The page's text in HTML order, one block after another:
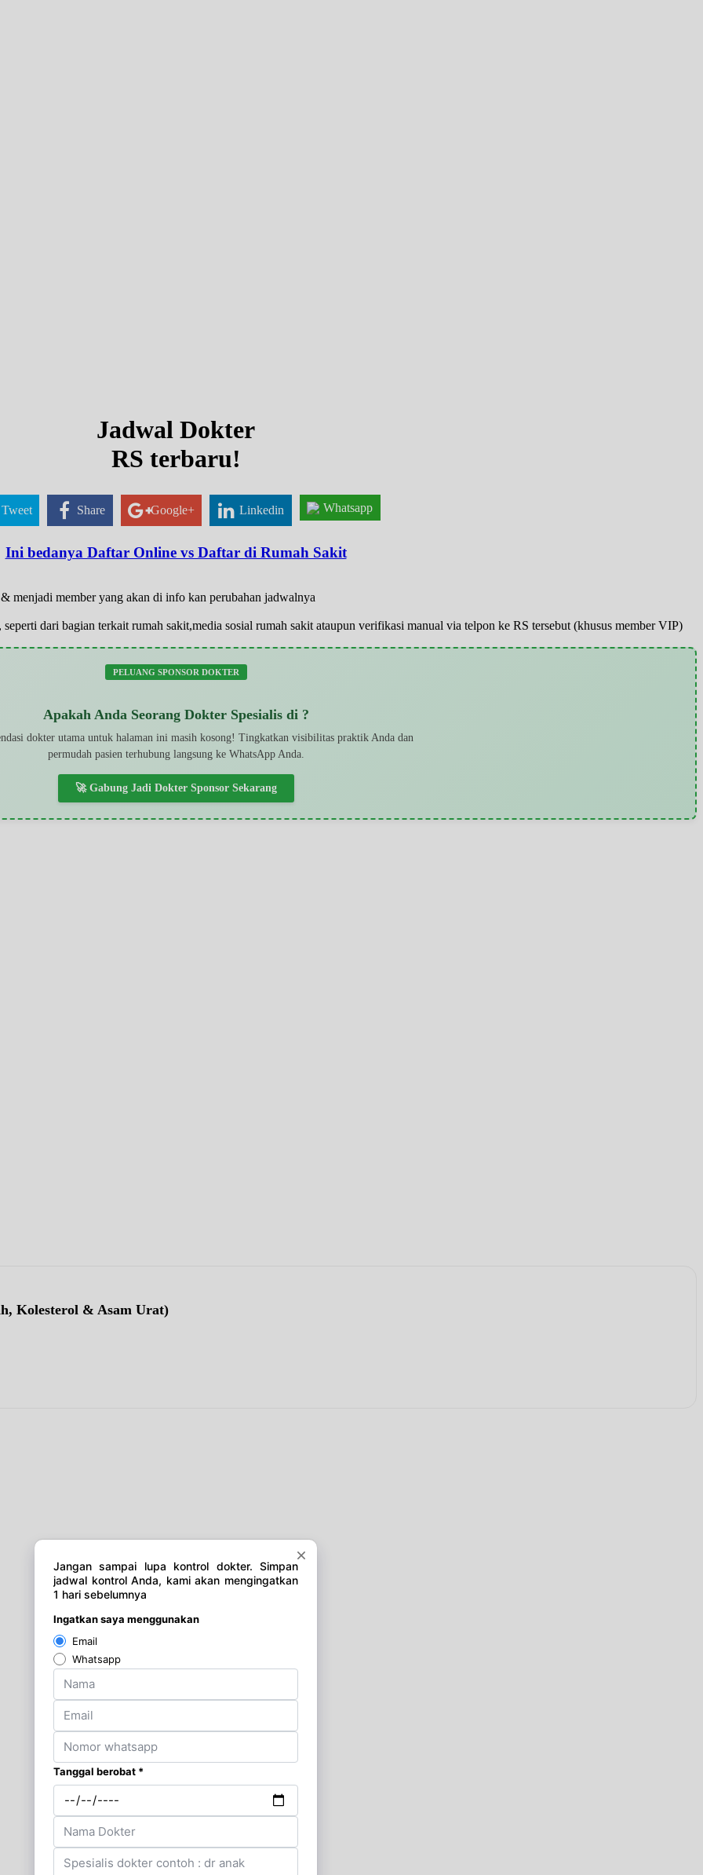
Jadwal Dokter
RS terbaru!
Tweet Share Google+ Linkedin Whatsapp
Ini bedanya Daftar Online vs Daftar di Rumah Sakit
menjadi member yang akan di info kan perubahan jadwalnya
dari bagian terkait rumah sakit,media sosial rumah sakit ataupun verifikasi manual via telpon ke RS tersebut (khusus member VIP)
PELUANG SPONSOR DOKTER
Apakah Anda Seorang Dokter Spesialis di ?
dokter utama untuk halaman ini masih kosong! Tingkatkan visibilitas praktik Anda dan
permudah pasien terhubung langsung ke WhatsApp Anda.
🚀 Gabung Jadi Dokter Sponsor Sekarang
Kolesterol & Asam Urat)